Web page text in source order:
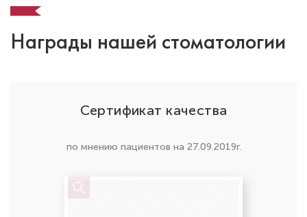
устанавливают на зубы
Награды нашей стоматологии
Сертификат качества
по мнению пациентов на 27.09.2019г.